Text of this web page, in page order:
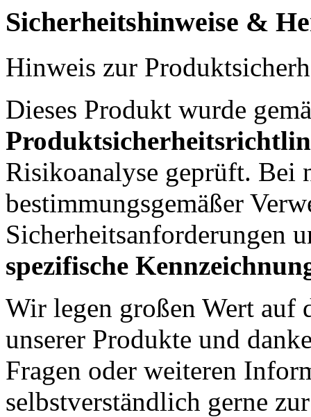
Sicherheitshinweise &
Hinweis zur
Dieses Produkt wurde
Risikoanalyse geprüft. Bei
bestimmungsgemäßer
Sicherheitsanforderungen
spezifische
Wir legen großen Wert auf
unserer Produkte und
Fragen oder weiteren
selbstverständlich gerne